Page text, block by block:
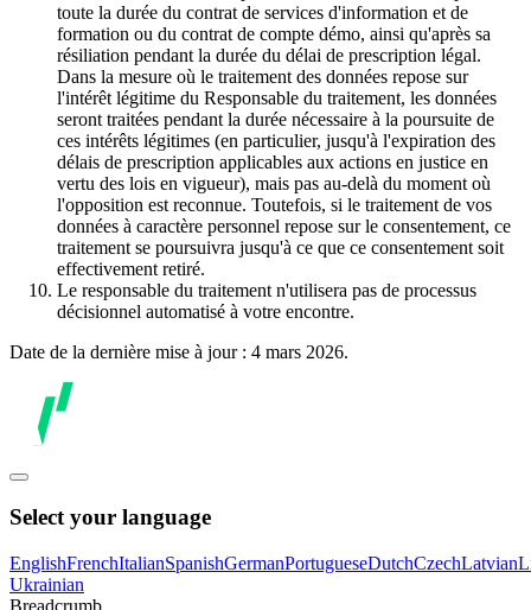
toute la durée du contrat de services d'information et de
formation ou du contrat de compte démo, ainsi qu'après sa
résiliation pendant la durée du délai de prescription légal.
Dans la mesure où le traitement des données repose sur
l'intérêt légitime du Responsable du traitement, les données
seront traitées pendant la durée nécessaire à la poursuite de
ces intérêts légitimes (en particulier, jusqu'à l'expiration des
délais de prescription applicables aux actions en justice en
vertu des lois en vigueur), mais pas au-delà du moment où
l'opposition est reconnue. Toutefois, si le traitement de vos
données à caractère personnel repose sur le consentement, ce
traitement se poursuivra jusqu'à ce que ce consentement soit
effectivement retiré.
Le responsable du traitement n'utilisera pas de processus
décisionnel automatisé à votre encontre.
Date de la dernière mise à jour : 4 mars 2026.
Select your language
EnglishFrenchItalianSpanishGermanPortugueseDutchCzechLatvian
Ukrainian
Breadcrumb